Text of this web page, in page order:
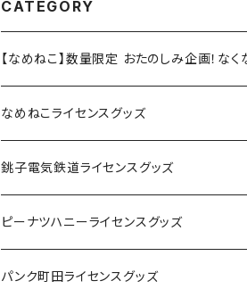
CATEGORY
【なめねこ】数量限定 おたのしみ企画！な
なめねこライセンスグッズ
Tシャツ
キャップ
ステッカー
銚子電気鉄道ライセンスグッズ
ステッカー
缶バッジ
ピーナツハニーライセンスグッズ
Tシャツ
パンク町田ライセンスグッズ